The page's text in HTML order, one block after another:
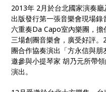
2013年 2月於台北國家演奏
出版發行第一張音樂會現場錄
六重奏Da Capo室內樂團，
三場創團音樂會，廣受好評。
團合作協奏演出「方永信與朋
邀參與小提琴家 胡乃元所帶
演出。